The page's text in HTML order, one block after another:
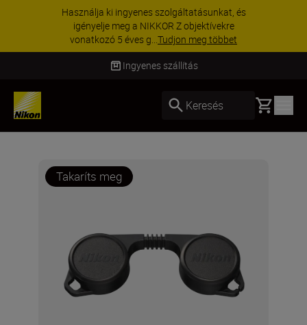
Használja ki ingyenes szolgáltatásunkat, és
igényelje meg a NIKKOR Z objektívekre
vonatkozó 5 éves g...Tudjon meg többet
Ingyenes szállítás
Keresés Basket
Takaríts meg